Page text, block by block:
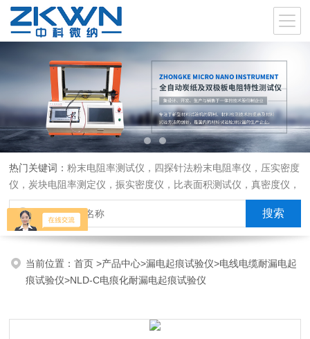
热门关键词：粉末电阻率测试仪，四探针法粉末电阻率仪，压实密度
仪，炭块电阻率测定仪，振实密度仪，比表面积测试仪，真密度仪，
炭块热膨胀仪，炭块透气率仪，炭块二氧化碳反应测定仪
当前位置：首页>产品中心>漏电起痕试验仪>电线电缆耐漏电起
痕试验仪>NLD-C电痕化耐漏电起痕试验仪